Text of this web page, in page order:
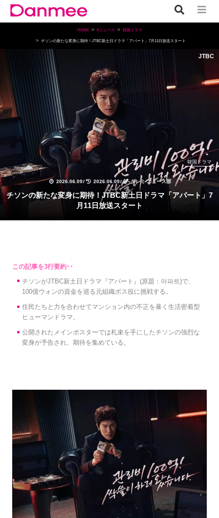
HOME Kニュース 韓国ドラマ
チソンの新たな変身に期待！JTBC新土日ドラマ「アパート」7月11日放送スタート
JTBC
2026.06.09/ 2026.06.09/ ダンミ ニュース部
韓国ドラマ
チソンの新たな変身に期待！JTBC新土日ドラマ「アパート」7
月11日放送スタート
チソンがJTBC新土日ドラマ『アパート』(原題：아파트)で、
100億ウォンの資金を巡る元組織ボス役に挑戦する。
住民たちと力を合わせてマンション内の不正を暴く生活密着型
ヒューマンドラマ。
公開されたメインポスターでは札束を手にしたチソンの強烈な
変身が予告され、期待を集めている。